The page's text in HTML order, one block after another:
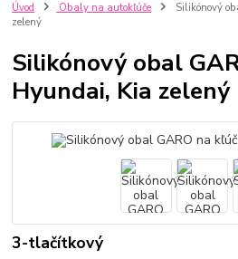
Úvod Obaly na autokľúče
Silikónový
zelený
Silikónový obal
Hyundai, Kia zelený
3-tlačítkový